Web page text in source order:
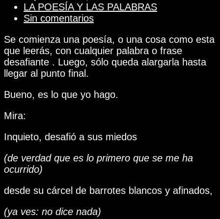
la
entrada:
de
la
Categoría
de
entrada:
LA POESÍA Y LAS PALABRAS
Comentarios
la
entrada:
Sin comentarios
Se comienza una poesía, o una cosa como esta
que leerás, con cualquier palabra o frase
desafiante . Luego, sólo queda alargarla hasta
llegar al punto final.
Bueno, es lo que yo hago.
Mira:
Inquieto, desafió a sus miedos
(de verdad que es lo primero que se me ha
ocurrido)
desde su cárcel de barrotes blancos y afinados,
(ya ves: no dice nada)